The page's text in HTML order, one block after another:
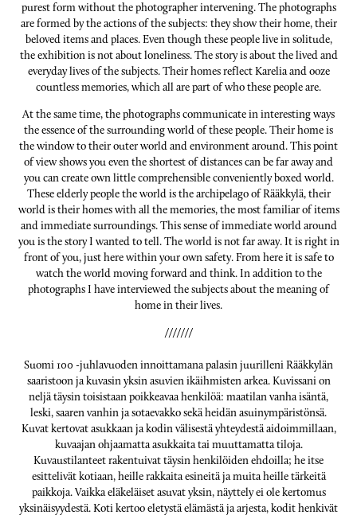
purest form without the photographer intervening. The photographs
are formed by the actions of the subjects: they show their home, their
beloved items and places. Even though these people live in solitude,
the exhibition is not about loneliness. The story is about the lived and
everyday lives of the subjects. Their homes reflect Karelia and ooze
countless memories, which all are part of who these people are.
At the same time, the photographs communicate in interesting ways
the essence of the surrounding world of these people. Their home is
the window to their outer world and environment around. This point
of view shows you even the shortest of distances can be far away and
you can create own little comprehensible conveniently boxed world.
These elderly people the world is the archipelago of Rääkkylä, their
world is their homes with all the memories, the most familiar of items
and immediate surroundings. This sense of immediate world around
you is the story I wanted to tell. The world is not far away. It is right in
front of you, just here within your own safety. From here it is safe to
watch the world moving forward and think. In addition to the
photographs I have interviewed the subjects about the meaning of
home in their lives.
///////
Suomi 100 -juhlavuoden innoittamana palasin juurilleni Rääkkylän
saaristoon ja kuvasin yksin asuvien ikäihmisten arkea. Kuvissani on
neljä täysin toisistaan poikkeavaa henkilöä: maatilan vanha isäntä,
leski, saaren vanhin ja sotaevakko sekä heidän asuinympäristönsä.
Kuvat kertovat asukkaan ja kodin välisestä yhteydestä aidoimmillaan,
kuvaajan ohjaamatta asukkaita tai muuttamatta tiloja.
Kuvaustilanteet rakentuivat täysin henkilöiden ehdoilla; he itse
esittelivät kotiaan, heille rakkaita esineitä ja muita heille tärkeitä
paikkoja. Vaikka eläkeläiset asuvat yksin, näyttely ei ole kertomus
yksinäisyydestä. Koti kertoo eletystä elämästä ja arjesta, kodit henkivät